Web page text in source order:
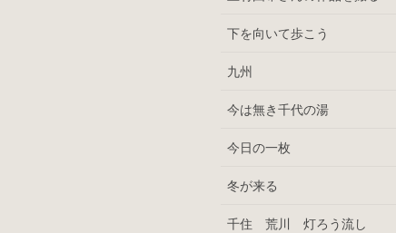
下を向いて歩こう
九州
今は無き千代の湯
今日の一枚
冬が来る
千住 荒川 灯ろう流し